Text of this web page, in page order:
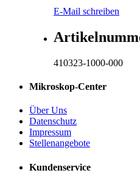
E-Mail schreiben
410323-1000-000
Mikroskop-Center
Über Uns
Datenschutz
Impressum
Stellenangebote
Kundenservice